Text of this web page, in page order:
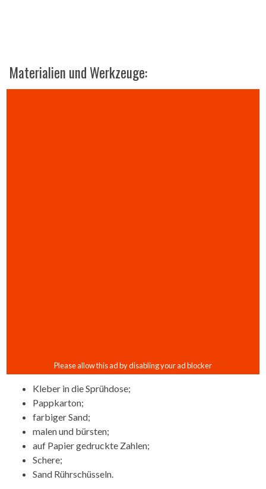
Materialien und Werkzeuge:
Kleber in die Sprühdose;
Pappkarton;
farbiger Sand;
malen und bürsten;
auf Papier gedruckte Zahlen;
Schere;
Sand Rührschüsseln.